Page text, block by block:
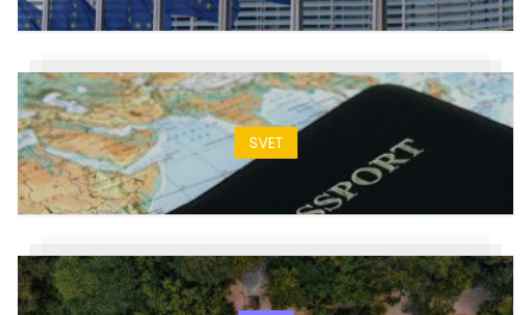
SVET